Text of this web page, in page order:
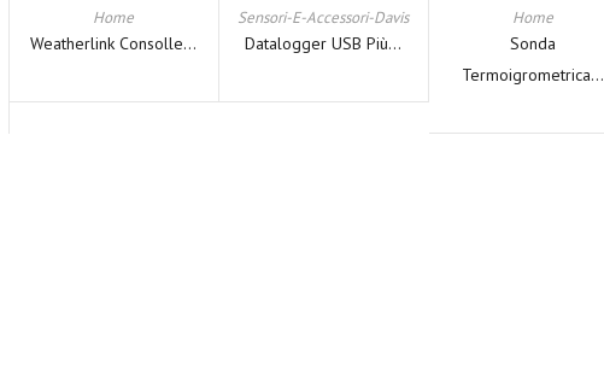
Home
Weatherlink Consolle...
Sensori-E-Accessori-Davis
Datalogger USB Più...
Home
Sonda
Termoigrometrica...